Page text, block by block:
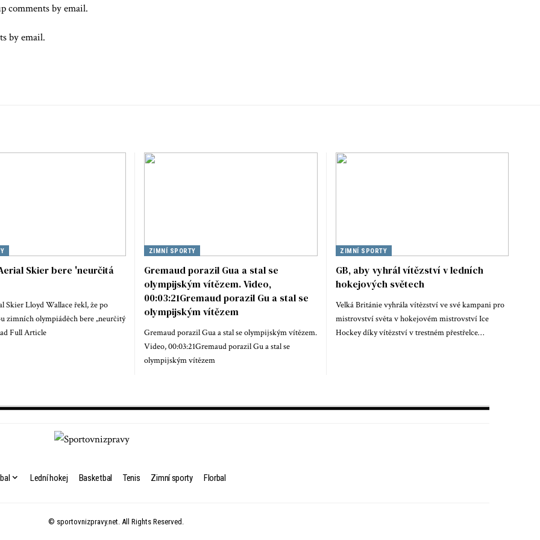
comments by email.
by email.
Skier bere 'neurčitá
Skier Lloyd Wallace řekl, že po
zimních olympiáděch bere „neurčitý
Full Article
ZIMNÍ SPORTY
Gremaud porazil Gua a stal se
olympijským vítězem. Video,
00:03:21Gremaud porazil Gu a stal se
olympijským vítězem
Gremaud porazil Gua a stal se olympijským vítězem.
Video, 00:03:21Gremaud porazil Gu a stal se
olympijským vítězem
ZIMNÍ SPORTY
GB, aby vyhrál vítězství v ledních
hokejových světech
Velká Británie vyhrála vítězství ve své kampani pro
mistrovství světa v hokejovém mistrovství Ice
Hockey díky vítězství v trestném přestřelce…
Lední hokej Basketbal Tenis Zimní sporty Florbal
© sportovnizpravy.net. All Rights Reserved.